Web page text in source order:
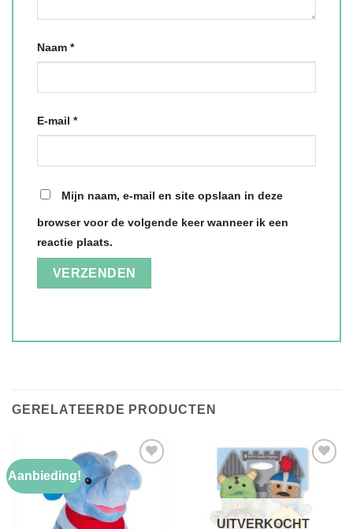
Naam *
E-mail *
Mijn naam, e-mail en site opslaan in deze
browser voor de volgende keer wanneer ik een
reactie plaats.
GERELATEERDE PRODUCTEN
Aanbieding!
Toevoegen
aan
verlanglijst
Toevoegen
verlanglijst
UITVERKOCHT